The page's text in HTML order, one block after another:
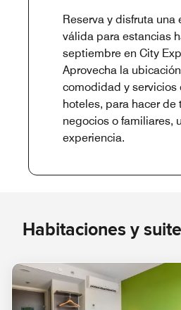
Reserva y disfruta una
válida para estancias
septiembre en City
Aprovecha la
comodidad y servicios
hoteles, para hacer de
negocios o familiares,
experiencia.
Habitaciones y